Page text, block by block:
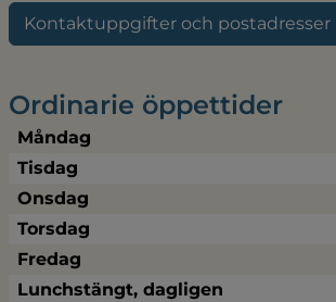
Kontaktuppgifter och postadresser
Ordinarie öppettider
Måndag
Tisdag
Onsdag
Torsdag
Fredag
Lunchstängt, dagligen